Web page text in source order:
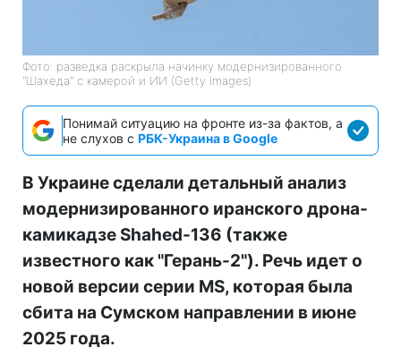
Фото: разведка раскрыла начинку модернизированного
"Шахеда" с камерой и ИИ (Getty Images)
Понимай ситуацию на фронте из-за фактов, а
не слухов с РБК-Украина в Google
В Украине сделали детальный анализ
модернизированного иранского дрона-
камикадзе Shahed-136 (также
известного как "Герань-2"). Речь идет о
новой версии серии MS, которая была
сбита на Сумском направлении в июне
2025 года.